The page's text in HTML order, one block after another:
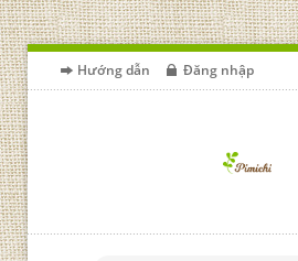
Hướng dẫn Đăng nhập